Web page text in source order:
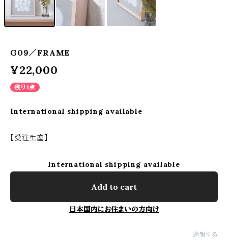
G09／FRAME
¥22,000
残り1点
International shipping available
【受注生産】
International shipping available
Add to cart
日本国内にお住まいの方向け
通報する